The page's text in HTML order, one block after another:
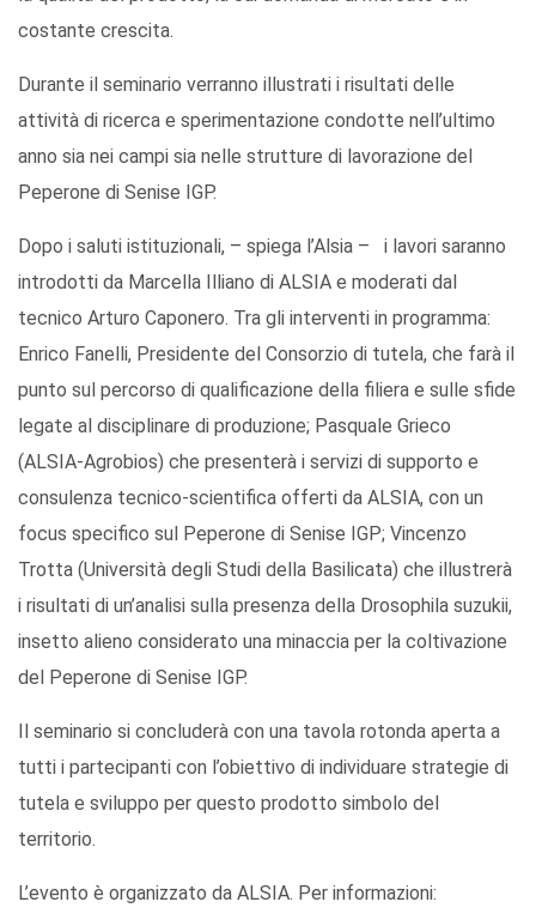
costante crescita.
Durante il seminario verranno illustrati i risultati delle
attività di ricerca e sperimentazione condotte nell’ultimo
anno sia nei campi sia nelle strutture di lavorazione del
Peperone di Senise IGP.
Dopo i saluti istituzionali, – spiega l’Alsia – i lavori saranno
introdotti da Marcella Illiano di ALSIA e moderati dal
tecnico Arturo Caponero. Tra gli interventi in programma:
Enrico Fanelli, Presidente del Consorzio di tutela, che farà il
punto sul percorso di qualificazione della filiera e sulle sfide
legate al disciplinare di produzione; Pasquale Grieco
(ALSIA-Agrobios) che presenterà i servizi di supporto e
consulenza tecnico-scientifica offerti da ALSIA, con un
focus specifico sul Peperone di Senise IGP; Vincenzo
Trotta (Università degli Studi della Basilicata) che illustrerà
i risultati di un’analisi sulla presenza della Drosophila suzukii,
insetto alieno considerato una minaccia per la coltivazione
del Peperone di Senise IGP.
Il seminario si concluderà con una tavola rotonda aperta a
tutti i partecipanti con l’obiettivo di individuare strategie di
tutela e sviluppo per questo prodotto simbolo del
territorio.
L’evento è organizzato da ALSIA. Per informazioni: